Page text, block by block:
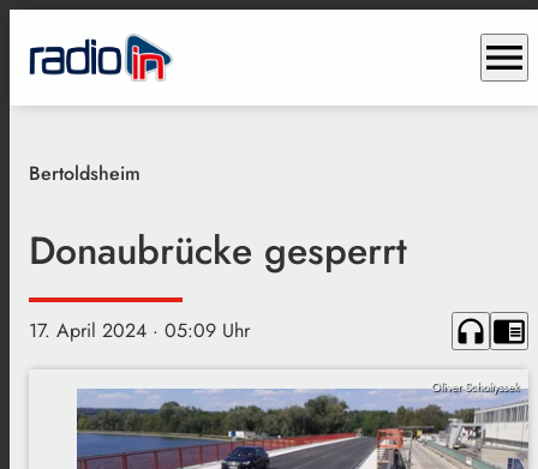
menu
Bertoldsheim
Donaubrücke gesperrt
17. April 2024 · 05:09 Uhr headphones chrome_reader_mode
Oliver Scholtyssek